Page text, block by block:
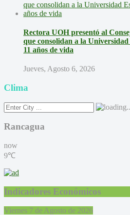
Rectora UOH presentó al
que consolidan a la
11 años de vida
Jueves, Agosto 6, 2026
Clima
Rancagua
now
9℃
Indicadores Económicos
Viernes 7 de Agosto de 2026